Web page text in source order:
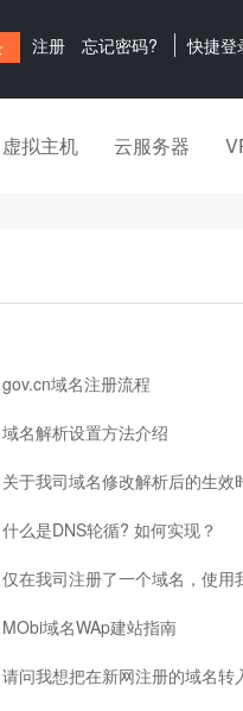
注册 忘记密码? 快捷登
虚拟主机 云服务器
gov.cn域名注册流程
域名解析设置方法介绍
关于我司域名修改解析后的生效
什么是DNS轮循? 如何实现？
仅在我司注册了一个域名，使用
MObi域名WAp建站指南
请问我想把在新网注册的域名转